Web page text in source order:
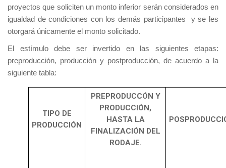
proyectos que soliciten un monto inferior serán considerados en
igualdad de condiciones con los demás participantes y se les
otorgará únicamente el monto solicitado.
El estímulo debe ser invertido en las siguientes etapas:
preproducción, producción y postproducción, de acuerdo a la
siguiente tabla:
TIPO DE
PRODUCCIÓN
PREPRODUCCÓN Y
PRODUCCIÓN,
HASTA LA
FINALIZACIÓN DEL
RODAJE.